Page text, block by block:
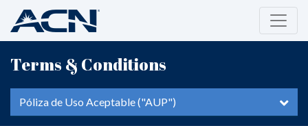
Terms & Conditions
Póliza de Uso Aceptable ("AUP")